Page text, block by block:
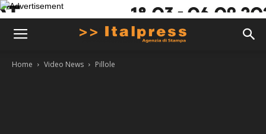
Home Video News Pillole